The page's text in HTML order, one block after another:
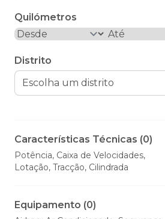
Quilómetros
Distrito
Características Técnicas (0)
Potência, Caixa de Velocidades,
Lotação, Tracção, Cilindrada
Equipamento (0)